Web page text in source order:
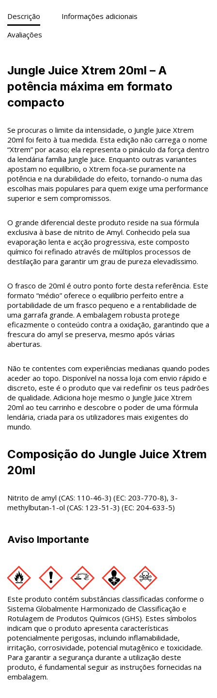
Descrição
Informações adicionais
Avaliações
Jungle Juice Xtrem 20ml – A
potência máxima em formato
compacto
Se procuras o limite da intensidade, o Jungle Juice Xtrem
20ml foi feito à tua medida. Esta edição não carrega o nome
“Xtrem” por acaso; ela representa o pináculo da força dentro
da lendária família Jungle Juice. Enquanto outras variantes
apostam no equilíbrio, o Xtrem foca-se puramente na
potência e na durabilidade do efeito, tornando-o numa das
escolhas mais populares para quem exige uma performance
superior e sem compromissos.
O grande diferencial deste produto reside na sua fórmula
exclusiva à base de nitrito de Amyl. Conhecido pela sua
evaporação lenta e acção progressiva, este composto
químico foi refinado através de múltiplos processos de
destilação para garantir um grau de pureza elevadíssimo.
O frasco de 20ml é outro ponto forte desta referência. Este
formato “médio” oferece o equilíbrio perfeito entre a
portabilidade de um frasco pequeno e a rentabilidade de
uma garrafa grande. A embalagem robusta protege
eficazmente o conteúdo contra a oxidação, garantindo que a
frescura do amyl se preserva, mesmo após várias
aberturas.
Não te contentes com experiências medianas quando podes
aceder ao topo. Disponível na nossa loja com envio rápido e
discreto, este é o produto que vai redefinir os teus padrões
de qualidade. Adiciona hoje mesmo o Jungle Juice Xtrem
20ml ao teu carrinho e descobre o poder de uma fórmula
lendária, criada para os utilizadores mais exigentes do
mundo.
Composição do Jungle Juice Xtrem
20ml
Nitrito de amyl (CAS: 110-46-3) (EC: 203-770-8), 3-
methylbutan-1-ol (CAS: 123-51-3) (EC: 204-633-5)
Aviso Importante
Este produto contém substâncias classificadas conforme o
Sistema Globalmente Harmonizado de Classificação e
Rotulagem de Produtos Químicos (GHS). Estes símbolos
indicam que o produto apresenta características
potencialmente perigosas, incluindo inflamabilidade,
irritação, corrosividade, potencial mutagênico e toxicidade.
Para garantir a segurança durante a utilização deste
produto, é fundamental seguir as instruções fornecidas na
embalagem.